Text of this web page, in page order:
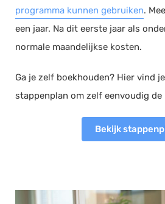
programma kunnen gebruiken.
een jaar. Na dit eerste jaar als
normale maandelijkse kosten.
Ga je zelf boekhouden? Hier vind
stappenplan om zelf eenvoudig
Bekijk